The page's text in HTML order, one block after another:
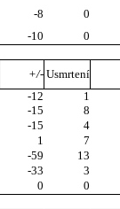
-8
0
-10
0
+/- Usmrtení
-12
1
-15
8
-15
4
1
7
-59
13
-33
3
0
0